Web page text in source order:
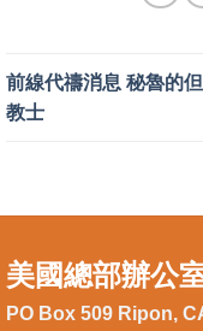
前線代禱消息 秘魯的
教士
美國總部辦公
PO Box 509 Ripon,